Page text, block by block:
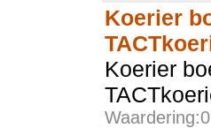
Koerier
Koerier